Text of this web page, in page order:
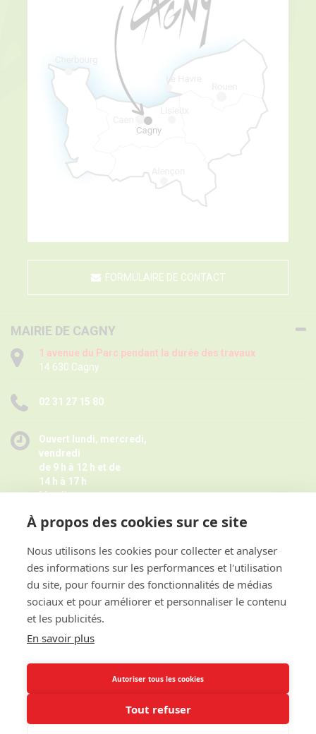
FORMULAIRE DE CONTACT
MAIRIE DE CAGNY
1 avenue du Parc pendant la durée des travaux
14 630 Cagny
02 31 27 15 80
Ouvert lundi, mercredi,
vendredi
de 9 h à 12 h et de
14 h à 17 h
Mardi
Jeudi de 14 h à 17 h -Fermé pendant les petites vacances
Horaires juillet août ici
et sur rendez-vous
ACCES RAPIDE
INFORMATIONS
À propos des cookies sur ce site
Nous utilisons les cookies pour collecter et analyser
des informations sur les performances et l'utilisation
du site, pour fournir des fonctionnalités de médias
sociaux et pour améliorer et personnaliser le contenu
et les publicités.
En savoir plus
Autoriser tous les cookies
Tout refuser